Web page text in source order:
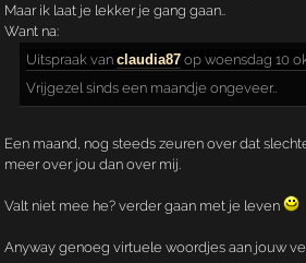
Maar ik laat je lekker je gang gaan..
Want na:
Uitspraak vanclaudia87 op woensdag 10
Vrijgezel sinds een maandje ongeveer..
Een maand, nog steeds zeuren over dat
meer over jou dan over mij.
Valt niet mee he? verder gaan met je leven
Anyway genoeg virtuele woordjes aan jouw